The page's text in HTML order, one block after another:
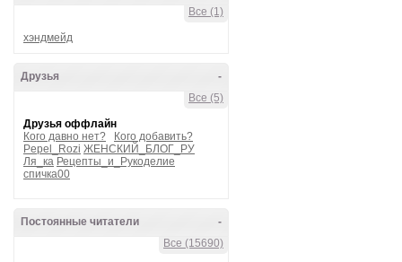
Все (1)
хэндмейд
-
Друзья
Все (5)
Друзья оффлайн
Кого давно нет?
Кого добавить?
Pepel_Rozi ЖЕНСКИЙ_БЛОГ_РУ
Ля_ка Рецепты_и_Рукоделие
спичка00
-
Постоянные читатели
Все (15690)